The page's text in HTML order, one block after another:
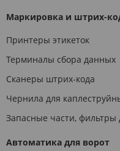
Маркировка и штрих-
Принтеры этикеток
Терминалы сбора данных
Сканеры штрих-кода
Чернила для
Запасные части, фильтры
Автоматика для ворот